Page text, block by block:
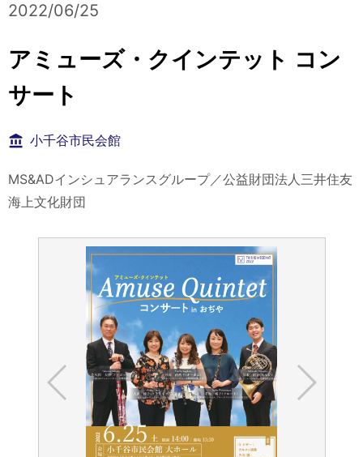
2022/06/25
アミューズ・クインテット コン
サート
小千谷市民会館
MS&ADインシュアランスグループ／公益財団法人三井住友
海上文化財団